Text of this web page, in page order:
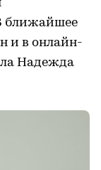
ближайшее
и в онлайн-
Надежда